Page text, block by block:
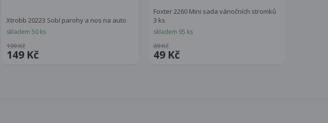
Xtrobb 20223 Sobí parohy a nos na auto
skladem 50 ks
149 Kč
199 Kč
Foxter 2260 Mini sada vánočních stromků
3 ks
skladem 95 ks
49 Kč
69 Kč